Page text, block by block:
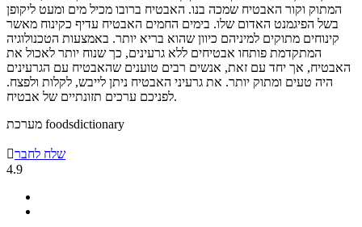
המתוק וקור האבטיח שמכה בנו. האבטיח ברובו מכיל מים ומעט ליקופן
בשל הפיגמנט האדום שלו. בימים החמים האבטיח עדיף כקינוח מאשר
קינוחים מתוקים למיניהם כיוון שהוא בריא יותר. באמצעות הטכנולוגיה
המתקדמת פותחו אבטיחים ללא גרעינים, כך שנוח יותר לאכול את
האבטיח, אך יחד עם זאת, אנשים רבים טוענים שהאבטיח עם הגרעינים
היה טעים ומתוק יותר. את גרעיני האבטיח ניתן לייבש, לקלות ולפצח.
לפניכם ערכים תזונתיים של אבטיח.
מערכת foodsdictionary
שלח לחבר
4.9